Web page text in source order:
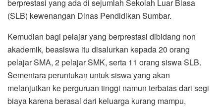
berprestasi yang ada di sejumlah Sekolah Luar Biasa
(SLB) kewenangan Dinas Pendidikan Sumbar.
Kemudian bagi pelajar yang berprestasi dibidang non
akademik, beasiswa itu disalurkan kepada 20 orang
pelajar SMA, 2 pelajar SMK, serta 11 orang siswa SLB.
Sementara peruntukan untuk siswa yang akan
melanjutkan ke perguruan tinggi namun terbatas dari segi
biaya karena berasal dari keluarga kurang mampu,